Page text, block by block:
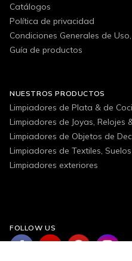
Catálogos
Política de privacidad
Condiciones Generales de
Guía de productos
NUESTROS PRODUCTOS
Limpiadores de Plata & de
Limpiadores de Joyas, Relojes
Limpiadores de Objetos de
Limpiadores de Textiles,
Limpiadores exteriores
FOLLOW US